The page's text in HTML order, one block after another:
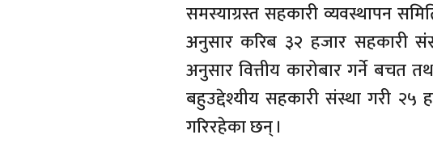
समस्याग्रस्त सहकारी व्यवस्थापन
अनुसार करिब ३२ हजार सहकारी
अनुसार वित्तीय कारोबार गर्ने बचत
बहुउद्देश्यीय सहकारी संस्था गरी २५
गरिरहेका छन् ।